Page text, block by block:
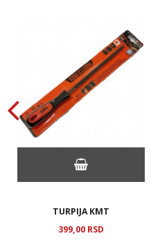
TURPIJA KMT
399,00 RSD